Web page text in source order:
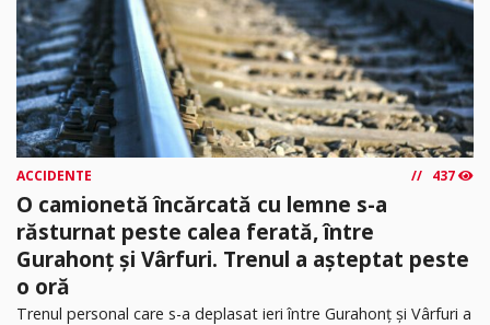
ACCIDENTE 437
O camionetă încărcată cu lemne s-a
răsturnat peste calea ferată, între
Gurahonț și Vârfuri. Trenul a așteptat peste
o oră
Trenul personal care s-a deplasat ieri între Gurahonț și Vârfuri a